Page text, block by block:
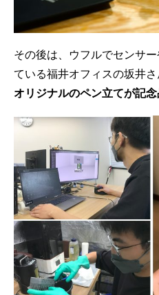
その後は、ウフルでセンサ
ている福井オフィスの坂井
オリジナルのペン立てが記念